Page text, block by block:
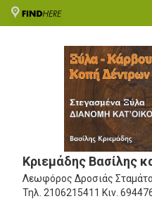
Κριεμάδης Βασίλης
Λεωφόρος Δροσιάς
Τηλ. 2106215411 Κιν.